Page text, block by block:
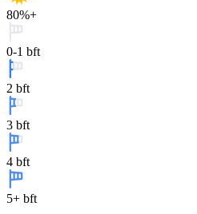
80%+
0-1 bft
2 bft
3 bft
4 bft
5+ bft